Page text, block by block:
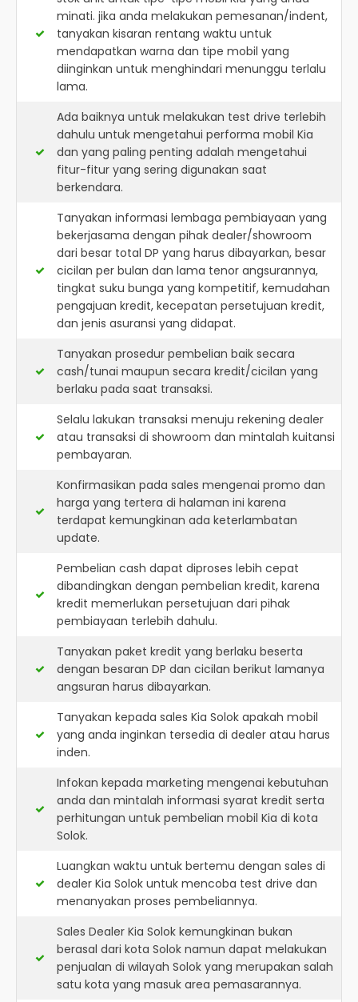
minati. jika anda melakukan pemesanan/indent,
tanyakan kisaran rentang waktu untuk
mendapatkan warna dan tipe mobil yang
diinginkan untuk menghindari menunggu terlalu
lama.
Ada baiknya untuk melakukan test drive terlebih
dahulu untuk mengetahui performa mobil Kia
dan yang paling penting adalah mengetahui
fitur-fitur yang sering digunakan saat
berkendara.
Tanyakan informasi lembaga pembiayaan yang
bekerjasama dengan pihak dealer/showroom
dari besar total DP yang harus dibayarkan, besar
cicilan per bulan dan lama tenor angsurannya,
tingkat suku bunga yang kompetitif, kemudahan
pengajuan kredit, kecepatan persetujuan kredit,
dan jenis asuransi yang didapat.
Tanyakan prosedur pembelian baik secara
cash/tunai maupun secara kredit/cicilan yang
berlaku pada saat transaksi.
Selalu lakukan transaksi menuju rekening dealer
atau transaksi di showroom dan mintalah kuitansi
pembayaran.
Konfirmasikan pada sales mengenai promo dan
harga yang tertera di halaman ini karena
terdapat kemungkinan ada keterlambatan
update.
Pembelian cash dapat diproses lebih cepat
dibandingkan dengan pembelian kredit, karena
kredit memerlukan persetujuan dari pihak
pembiayaan terlebih dahulu.
Tanyakan paket kredit yang berlaku beserta
dengan besaran DP dan cicilan berikut lamanya
angsuran harus dibayarkan.
Tanyakan kepada sales Kia Solok apakah mobil
yang anda inginkan tersedia di dealer atau harus
inden.
Infokan kepada marketing mengenai kebutuhan
anda dan mintalah informasi syarat kredit serta
perhitungan untuk pembelian mobil Kia di kota
Solok.
Luangkan waktu untuk bertemu dengan sales di
dealer Kia Solok untuk mencoba test drive dan
menanyakan proses pembeliannya.
Sales Dealer Kia Solok kemungkinan bukan
berasal dari kota Solok namun dapat melakukan
penjualan di wilayah Solok yang merupakan salah
satu kota yang masuk area pemasarannya.